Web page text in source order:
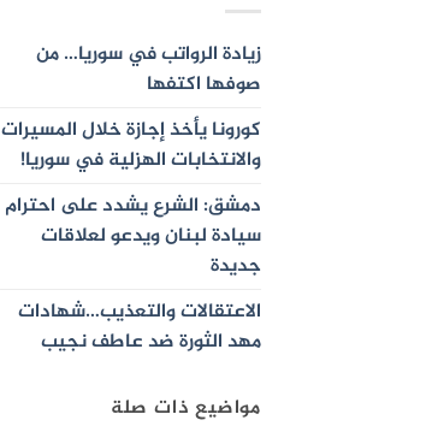
زيادة الرواتب في سوريا… من
صوفها اكتفها
كورونا يأخذ إجازة خلال المسيرات
والانتخابات الهزلية في سوريا!
دمشق: الشرع يشدد على احترام
سيادة لبنان ويدعو لعلاقات
جديدة
الاعتقالات والتعذيب…شهادات
مهد الثورة ضد عاطف نجيب
مواضيع ذات صلة